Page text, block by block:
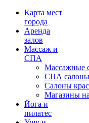
Карта мест
города
Аренда
залов
Массаж и
СПА
Массажные
СПА салоны
Салоны
Магазины
Йога и
пилатес